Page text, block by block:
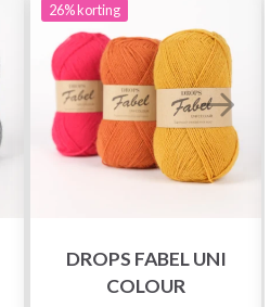
26%korting
DROPS FABEL UNI
COLOUR